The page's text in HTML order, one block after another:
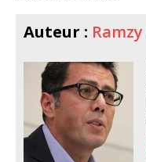
Auteur :